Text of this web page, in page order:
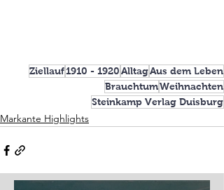
Ziellauf1910 - 1920AlltagAus dem Leben
BrauchtumWeihnachten
Steinkamp Verlag Duisburg
Markante Highlights